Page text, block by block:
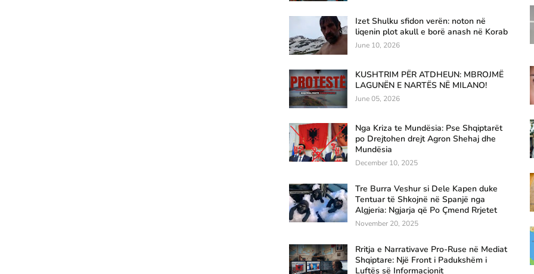
Izet Shulku sfidon verën: noton në
liqenin plot akull e borë anash në Korab
June 10, 2026
KUSHTRIM PËR ATDHEUN: MBROJMË
LAGUNËN E NARTËS NË MILANO!
June 05, 2026
Nga Kriza te Mundësia: Pse Shqiptarët
po Drejtohen drejt Agron Shehaj dhe
Mundësia
December 10, 2025
Tre Burra Veshur si Dele Kapen duke
Tentuar të Shkojnë në Spanjë nga
Algjeria: Ngjarja që Po Çmend Rrjetet
November 20, 2025
Rritja e Narrativave Pro-Ruse në Mediat
Shqiptare: Një Front i Padukshëm i
Luftës së Informacionit